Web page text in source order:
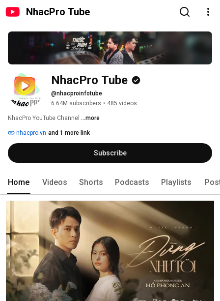
NhacPro Tube
NhacPro Tube
@nhacproinfotube
6.64M subscribers • 485 videos
NhacPro YouTube Channel ...more
nhacpro.vn and 1 more link
Subscribe
Home Videos Shorts Podcasts Playlists